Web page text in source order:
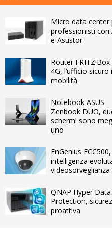
Micro data center
professionisti con
e Asustor
Router FRITZ!Box
4G, l’ufficio sicuro
mobilità
Notebook ASUS
Zenbook DUO,
schermi sono
uno
EnGenius ECC500,
intelligenza
videosorveglianza
QNAP Hyper Data
Protection,
proattiva